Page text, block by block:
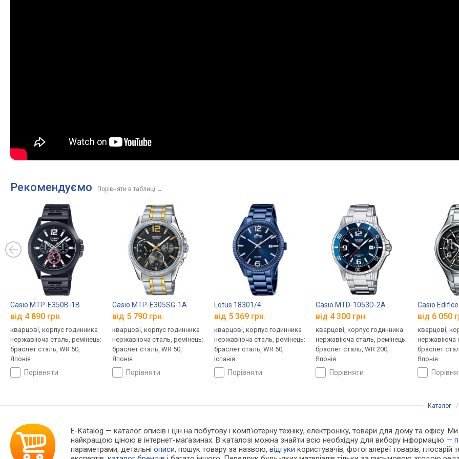
Рекомендуємо Порівняти в таблиці →
Casio MTP-E350B-1B
від 4 890 грн.
кварцові, корпус годинника
нержавіюча сталь, ремінець:
браслет сталь, WR 50,
Японія
порівняти
Casio MTP-E305SG-1A
від 5 790 грн.
кварцові, корпус годинника
нержавіюча сталь, ремінець:
браслет сталь, WR 50,
Японія
порівняти
Lotus 18301/4
від 5 369 грн.
кварцові, корпус годинника
нержавіюча сталь, ремінець:
браслет сталь, WR 50,
Іспанія
порівняти
Casio MTD-1053D-2A
від 4 300 грн.
кварцові, корпус годинника
нержавіюча сталь, ремінець:
браслет сталь, WR 200,
Японія
порівняти
Casio
від 6 050
кварцові,
нержавіюча
браслет
Японія
Каталог
E-Katalog — каталог описів і цін на побутову і комп'ютерну техніку, електроніку, товари для дому та офісу.
найкращою ціною в інтернет-магазинах. В каталозі можна знайти всю необхідну для вибору інформацію —
параметрами, детальніописи, пошук товару за назвою,відгуки користувачів, фотогалереї товарів, глосарій